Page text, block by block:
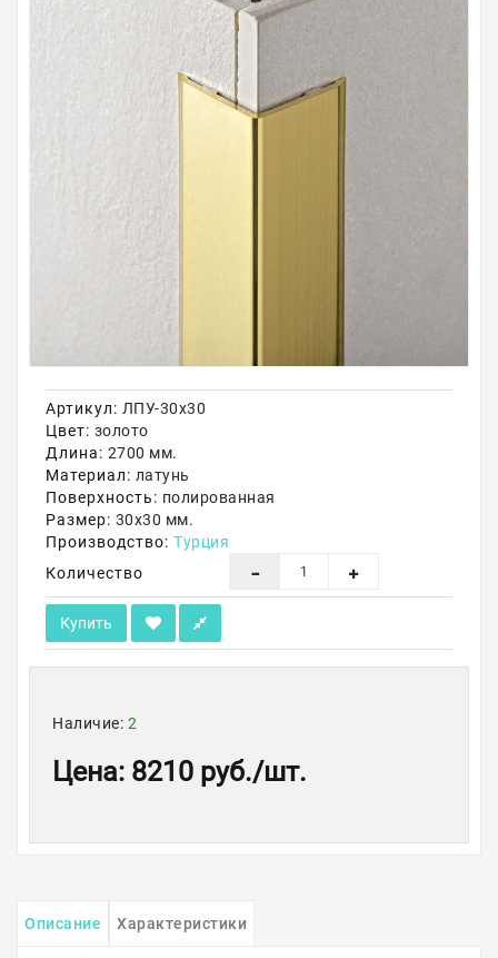
Профили для стекла и SPC
Обводы для труб
Алюминиевые профили
Крепёж и крепления
Садовая мебель
Контакты
Акции
Артикул: ЛПУ-30х30
Цвет: золото
Длина: 2700 мм.
Материал: латунь
Поверхность: полированная
Размер: 30х30 мм.
Производство: Турция
Количество
Купить
Наличие: 2
Цена: 8210 руб./шт.
Описание Характеристики